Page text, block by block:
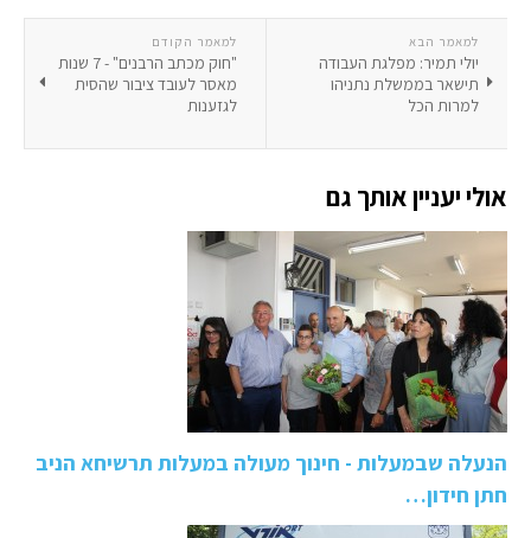
למאמר הקודם
"חוק מכתב הרבנים" - 7 שנות
מאסר לעובד ציבור שהסית
לגזענות
למאמר הבא
יולי תמיר: מפלגת העבודה
תישאר בממשלת נתניהו
למרות הכל
אולי יעניין אותך גם
הנעלה שבמעלות - חינוך מעולה במעלות תרשיחא הניב
חתן חידון…